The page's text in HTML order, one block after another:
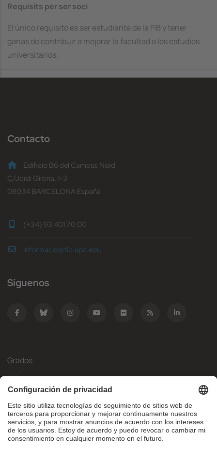
Requisits per ser soci
El único requisito es ser estudiante de la FIB y tener
ganas de contribuir a mejorar la facultad o los estudios
universitarios.
Contacto
Edificio B6 del Campus Nord
C/Jordi Girona, 1-3
08034 BARCELONA España
(+34) 93 401 70 00
informacio@fib.upc.edu
Síguenos
Grados
Másteres
Movilidad Internacional
Investigación
Empresa